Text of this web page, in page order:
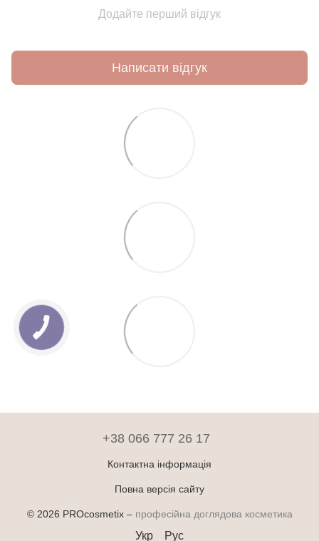
Додайте перший відгук
Написати відгук
+38 066 777 26 17
Контактна інформація
Повна версія сайту
© 2026 PROcosmetix – професійна доглядова косметика
Укр Рус